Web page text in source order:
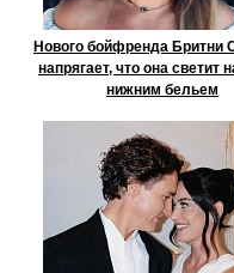
Нового бойфренда Бритни
напрягает, что она светит
нижним бельем